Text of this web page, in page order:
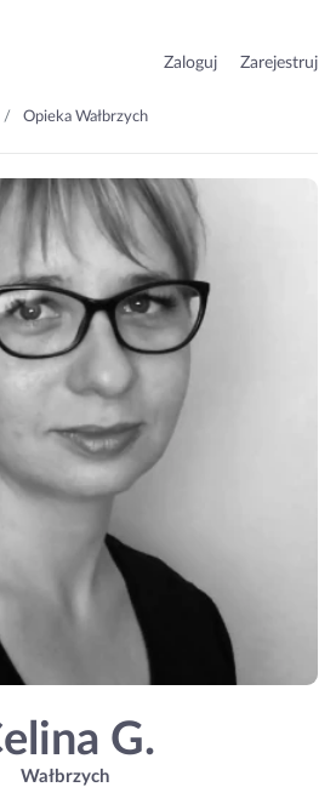
Zaloguj Zarejestruj
Opieka Wałbrzych
G.
Wałbrzych